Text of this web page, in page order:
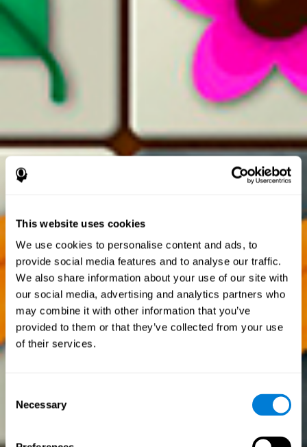
This website uses cookies
We use cookies to personalise content and ads, to
provide social media features and to analyse our traffic.
We also share information about your use of our site with
our social media, advertising and analytics partners who
may combine it with other information that you’ve
provided to them or that they’ve collected from your use
of their services.
Selection
Necessary